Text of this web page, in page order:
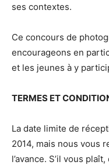
ses contextes.
Ce concours de
encourageons en
et les jeunes à y
TERMES ET
La date limite de
2014, mais nous vous
l’avance. S’il vous